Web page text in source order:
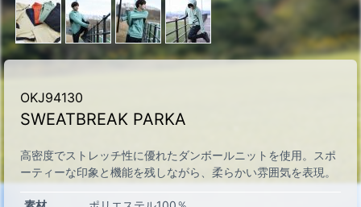
OKJ94130
SWEATBREAK PARKA
高密度でストレッチ性に優れたダンボールニットを使用。スポ
ーティーな印象と機能を残しながら、柔らかい雰囲気を表現。